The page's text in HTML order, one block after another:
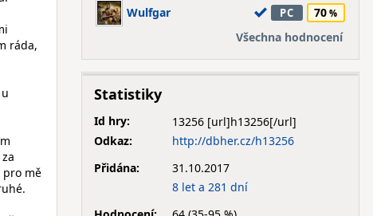
ráda,
pro mě
Wulfgar PC
70
Všechna hodnocení
Statistiky
Id hry:
13256
Odkaz:
http://dbher.cz/h13256
Přidána:
31.10.2017
8 let a 281 dní